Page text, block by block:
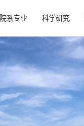
院系专业 科学研究